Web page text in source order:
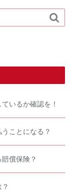

いるか確認を！
ことになる？
償保険？